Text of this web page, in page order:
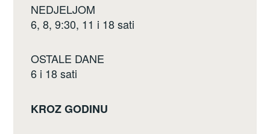
NEDJELJOM
6, 8, 9:30, 11 i 18 sati
OSTALE DANE
6 i 18 sati
KROZ GODINU